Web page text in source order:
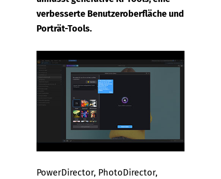
verbesserte Benutzeroberfläche und
Porträt-Tools.
PowerDirector, PhotoDirector,